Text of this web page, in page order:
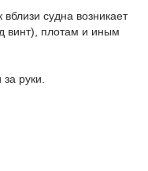
судна возникает
винт), плотам и иным
руки.